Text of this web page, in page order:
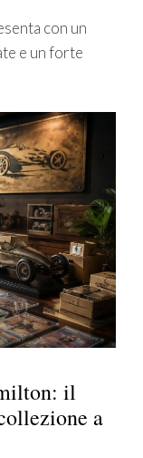
con un
e un forte
il
a